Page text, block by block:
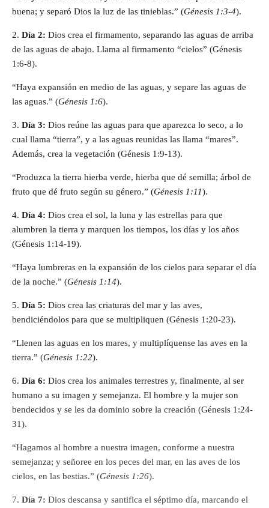
buena; y separó Dios la luz de las tinieblas.” (Génesis 1:3-4).
2. Día 2: Dios crea el firmamento, separando las aguas de arriba
de las aguas de abajo. Llama al firmamento “cielos” (Génesis
1:6-8).
“Haya expansión en medio de las aguas, y separe las aguas de
las aguas.” (Génesis 1:6).
3. Día 3: Dios reúne las aguas para que aparezca lo seco, a lo
cual llama “tierra”, y a las aguas reunidas las llama “mares”.
Además, crea la vegetación (Génesis 1:9-13).
“Produzca la tierra hierba verde, hierba que dé semilla; árbol de
fruto que dé fruto según su género.” (Génesis 1:11).
4. Día 4: Dios crea el sol, la luna y las estrellas para que
alumbren la tierra y marquen los tiempos, los días y los años
(Génesis 1:14-19).
“Haya lumbreras en la expansión de los cielos para separar el día
de la noche.” (Génesis 1:14).
5. Día 5: Dios crea las criaturas del mar y las aves,
bendiciéndolos para que se multipliquen (Génesis 1:20-23).
“Llenen las aguas en los mares, y multiplíquense las aves en la
tierra.” (Génesis 1:22).
6. Día 6: Dios crea los animales terrestres y, finalmente, al ser
humano a su imagen y semejanza. El hombre y la mujer son
bendecidos y se les da dominio sobre la creación (Génesis 1:24-
31).
“Hagamos al hombre a nuestra imagen, conforme a nuestra
semejanza; y señoree en los peces del mar, en las aves de los
cielos, en las bestias.” (Génesis 1:26).
7. Día 7: Dios descansa y santifica el séptimo día, marcando el